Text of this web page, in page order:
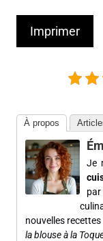
Imprimer
À propos
Je
nouvelles
la blouse à la